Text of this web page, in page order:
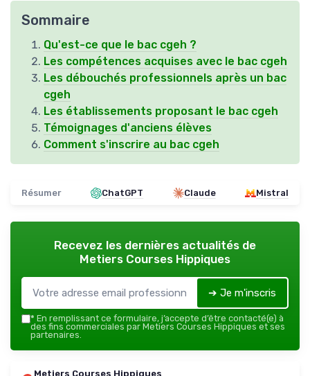
Sommaire
Qu'est-ce que le bac cgeh ?
Les compétences acquises avec le bac cgeh
Les débouchés professionnels après un bac
cgeh
Les établissements proposant le bac cgeh
Témoignages d'anciens élèves
Comment s'inscrire au bac cgeh
Résumer ChatGPT Claude Mistral
Recevez les dernières actualités de
Metiers Courses Hippiques
➔ Je m'inscris
* En remplissant ce formulaire, j’accepte d’être contacté(e) à
des fins commerciales par Metiers Courses Hippiques et ses
partenaires.
Metiers Courses Hippiques